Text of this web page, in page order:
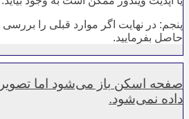
پنجم: در نهایت اگر موارد قبلی را بررسی
حاصل بفرمایید.
صفحه اسکن باز می‌شود اما
داده نمی‌شود.